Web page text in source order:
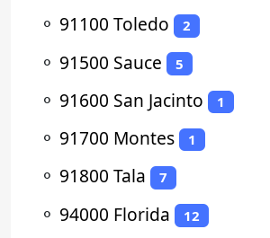
⚬ 91100 Toledo 2
⚬ 91500 Sauce 5
⚬ 91600 San Jacinto 1
⚬ 91700 Montes 1
⚬ 91800 Tala 7
⚬ 94000 Florida 12